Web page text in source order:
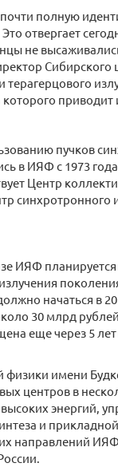
полную
отвергает
не
Сибирского
терагерцового
приводит
пучков
в ИЯФ с 1973
Центр
синхротронного
ИЯФ
начаться в
30 млрд
еще через 5
физики имени
центров в
энергий,
и
направлений ИЯФ